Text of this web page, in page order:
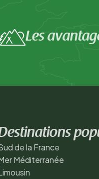
Les
de la France
Méditerranée